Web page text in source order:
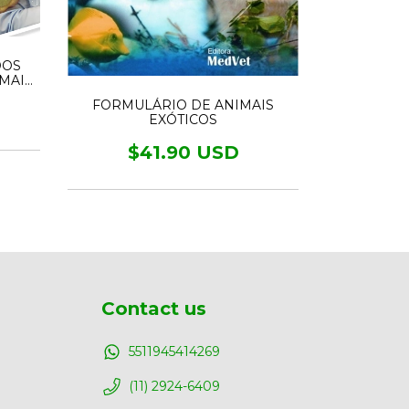
FORMULÁRIO DE ANIMAIS
EXÓTICOS
$41.90 USD
Contact us
5511945414269
(11) 2924-6409